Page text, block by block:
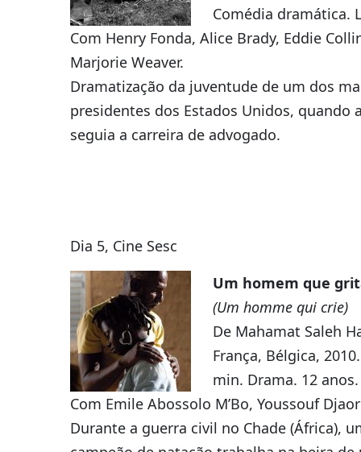
Comédia dramática.
Com Henry Fonda, Alice Brady, Eddie
Marjorie Weaver.
Dramatização da juventude de um dos
presidentes dos Estados Unidos, quando
seguia a carreira de advogado.
Dia 5, Cine Sesc
Um homem que
(Um homme qui crie)
De Mahamat Saleh
França, Bélgica,
min. Drama. 12 anos.
Com Emile Abossolo M’Bo, Youssouf
Durante a guerra civil no Chade (África),